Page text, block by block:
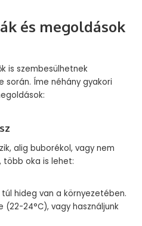
és megoldások
is szembesülhetnek
során. Íme néhány gyakori
alig buborékol, vagy nem
több oka is lehet:
hideg van a környezetében.
(22-24°C), vagy használjunk